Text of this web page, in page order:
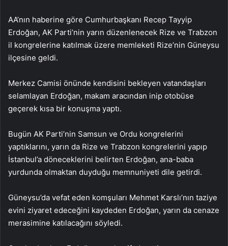
AA’nın haberine göre Cumhurbaşkanı Recep Tayyip
Erdoğan, AK Parti’nin yarın düzenlenecek Rize ve Trabzon
il kongrelerine katılmak üzere memleketi Rize’nin Güneysu
ilçesine geldi.
Merkez Camisi önünde kendisini bekleyen vatandaşları
selamlayan Erdoğan, makam aracından inip otobüse
geçerek kısa bir konuşma yaptı.
Bugün AK Parti’nin Samsun ve Ordu kongrelerini
yaptıklarını, yarın da Rize ve Trabzon kongrelerini yapıp
İstanbul’a döneceklerini belirten Erdoğan, ana-baba
yurdunda olmaktan duyduğu memnuniyeti dile getirdi.
Güneysu’da vefat eden komşuları Mehmet Karslı’nın taziye
evini ziyaret edeceğini kaydeden Erdoğan, yarın da cenaze
merasimine katılacağını söyledi.